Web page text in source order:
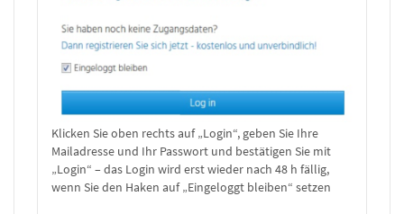
Klicken Sie oben rechts auf „Login“, geben Sie Ihre
Mailadresse und Ihr Passwort und bestätigen Sie mit
„Login“ – das Login wird erst wieder nach 48 h fällig,
wenn Sie den Haken auf „Eingeloggt bleiben“ setzen